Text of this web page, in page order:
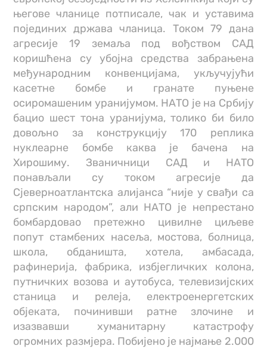
његове чланице потписале, чак и уставима
појединих држава чланица. Током 79 дана
агресије 19 земаља под вођством САД
коришћена су убојна средства забрањена
међународним конвенцијама, укључујући
касетне бомбе и гранате пуњене
осиромашеним уранијумом. НАТО је на Србију
бацио шест тона уранијума, толико би било
довољно за конструкцију 170 реплика
нуклеарне бомбе каква је бачена на
Хирошиму. Званичници САД и НАТО
понављали су током агресије да
Сјеверноатлантска алијанса “није у свађи са
српским народом”, али НАТО је непрестано
бомбардовао претежно цивилне циљеве
попут стамбених насеља, мостова, болница,
школа, обданишта, хотела, амбасада,
рафинерија, фабрика, избјегличких колона,
путничких возова и аутобуса, телевизијских
станица и релеја, електроенергетских
објеката, починивши ратне злочине и
изазвавши хуманитарну катастрофу
огромних размјера. Побијено је најмање 2.000